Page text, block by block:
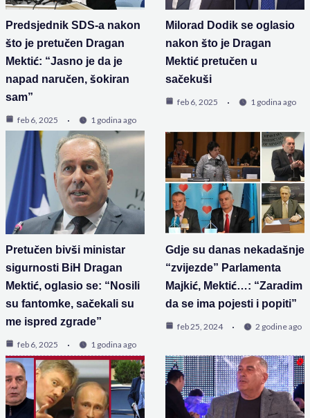
Predsjednik SDS-a nakon
što je pretučen Dragan
Mektić: “Jasno je da je
napad naručen, šokiran
sam”
feb 6, 2025 1 godina ago
Milorad Dodik se oglasio
nakon što je Dragan
Mektić pretučen u
sačekuši
feb 6, 2025 1 godina ago
Pretučen bivši ministar
sigurnosti BiH Dragan
Mektić, oglasio se: “Nosili
su fantomke, sačekali su
me ispred zgrade”
feb 6, 2025 1 godina ago
Gdje su danas nekadašnje
“zvijezde” Parlamenta
Majkić, Mektić…: “Zaradim
da se ima pojesti i popiti”
feb 25, 2024 2 godine ago